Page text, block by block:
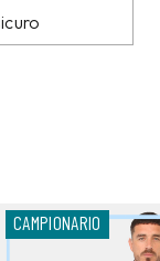
CAMPIONARIO